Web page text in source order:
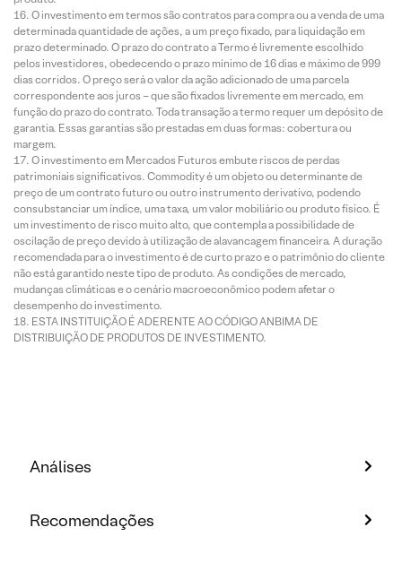
O investimento em termos são contratos para compra ou a venda de uma
determinada quantidade de ações, a um preço fixado, para liquidação em
prazo determinado. O prazo do contrato a Termo é livremente escolhido
pelos investidores, obedecendo o prazo mínimo de 16 dias e máximo de 999
dias corridos. O preço será o valor da ação adicionado de uma parcela
correspondente aos juros – que são fixados livremente em mercado, em
função do prazo do contrato. Toda transação a termo requer um depósito de
garantia. Essas garantias são prestadas em duas formas: cobertura ou
margem.
O investimento em Mercados Futuros embute riscos de perdas
patrimoniais significativos. Commodity é um objeto ou determinante de
preço de um contrato futuro ou outro instrumento derivativo, podendo
consubstanciar um índice, uma taxa, um valor mobiliário ou produto físico. É
um investimento de risco muito alto, que contempla a possibilidade de
oscilação de preço devido à utilização de alavancagem financeira. A duração
recomendada para o investimento é de curto prazo e o patrimônio do cliente
não está garantido neste tipo de produto. As condições de mercado,
mudanças climáticas e o cenário macroeconômico podem afetar o
desempenho do investimento.
ESTA INSTITUIÇÃO É ADERENTE AO CÓDIGO ANBIMA DE
DISTRIBUIÇÃO DE PRODUTOS DE INVESTIMENTO.
Análises
Recomendações